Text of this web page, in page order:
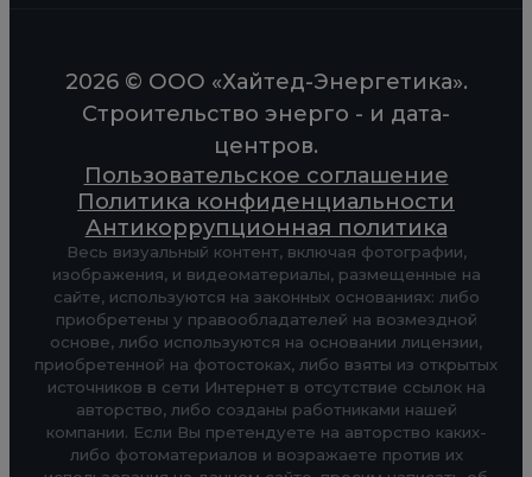
2026 © ООО «Хайтед-Энергетика».
Строительство энерго - и дата-
центров.
Пользовательское соглашение
Политика конфиденциальности
Антикоррупционная политика
Весь визуальный контент, включая фотографии,
изображения, и видеоматериалы, размещенные на
сайте, используются на законных основаниях: либо
приобретены у правообладателей на возмездной
основе, либо используются на основании лицензии,
приобретенной на фотостоках, либо взяты из открытых
источников в сети Интернет в отсутствие ссылок на
авторство, либо созданы работниками нашей
компании. Если Вы претендуете на авторство каких-
либо фотоматериалов и возражаете против их